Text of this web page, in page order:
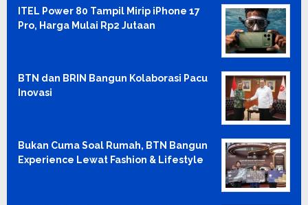
ITEL Power 80 Tampil Mirip iPhone 17
Pro, Harga Mulai Rp2 Jutaan
BTN dan BRIN Bangun Kolaborasi Pacu
Inovasi
Bukan Cuma Soal Rumah, BTN Bangun
Experience Lewat Fashion & Lifestyle